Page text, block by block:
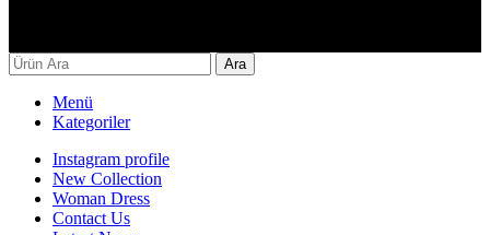
Ara
Menü
Kategoriler
Instagram profile
New Collection
Woman Dress
Contact Us